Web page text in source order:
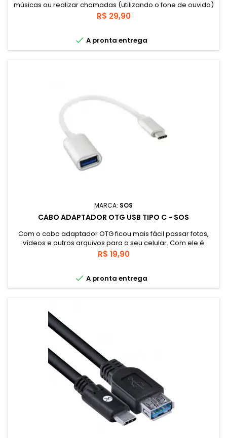
músicas ou realizar chamadas (utilizando o fone de ouvido)
simultaneamente.
Preço
R$ 29,90
 A pronta entrega
MARCA: SOS
CABO ADAPTADOR OTG USB TIPO C - SOS
Com o cabo adaptador OTG ficou mais fácil passar fotos,
vídeos e outros arquivos para o seu celular. Com ele é
possível conectar mouse, câmera, teclado, Pen-drive e
outros acessórios ao seu aparelho.
Preço
R$ 19,90
 A pronta entrega